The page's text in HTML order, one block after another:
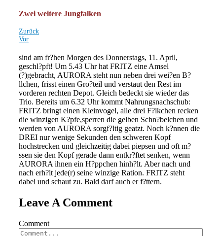
Zwei weitere Jungfalken
Zurück
Vor
sind am fr?hen Morgen des Donnerstags, 11. April,
geschl?pft! Um 5.43 Uhr hat FRITZ eine Amsel
(?)gebracht, AURORA steht nun neben drei wei?en B?
llchen, frisst einen Gro?teil und verstaut den Rest im
vorderen rechten Depot. Gleich bedeckt sie wieder das
Trio. Bereits um 6.32 Uhr kommt Nahrungsnachschub:
FRITZ bringt einen Kleinvogel, alle drei F?lkchen recken
die winzigen K?pfe,sperren die gelben Schn?belchen und
werden von AURORA sorgf?ltig geatzt. Noch k?nnen die
DREI nur wenige Sekunden den schweren Kopf
hochstrecken und gleichzeitig dabei piepsen und oft m?
ssen sie den Kopf gerade dann entkr?ftet senken, wenn
AURORA ihnen ein H?ppchen hinh?lt. Aber nach und
nach erh?lt jede(r) seine winzige Ration. FRITZ steht
dabei und schaut zu. Bald darf auch er f?ttern.
Leave A Comment
Comment